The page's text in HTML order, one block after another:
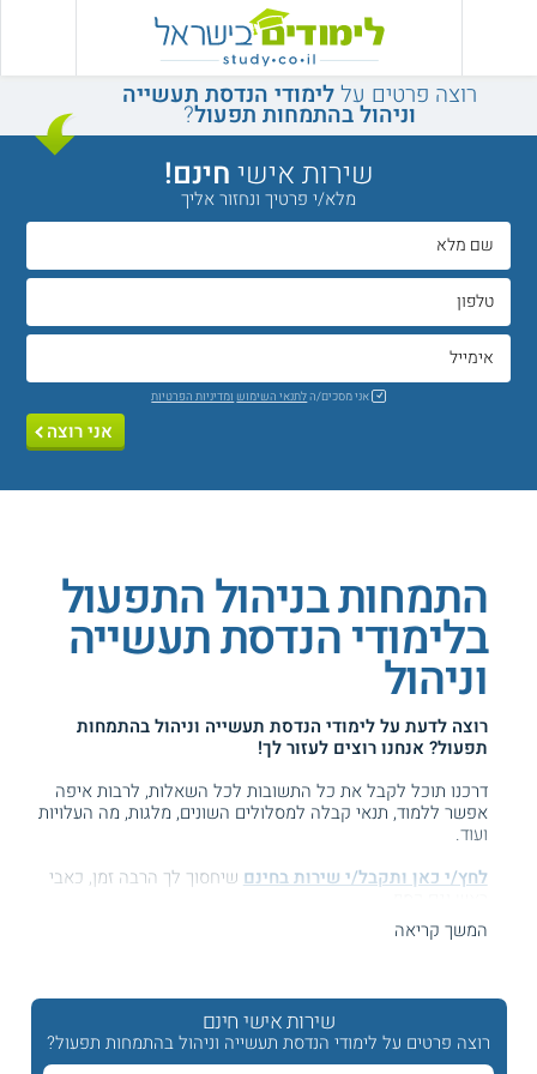
רוצה פרטים עללימודי הנדסת תעשייה
וניהול בהתמחות תפעול?
שירות אישיחינם!
מלא/י פרטיך ונחזור אליך
אני מסכים/הלתנאי השימוש ומדיניות הפרטיות
אני רוצה
התמחות בניהול התפעול
בלימודי הנדסת תעשייה
וניהול
רוצה לדעת עללימודי הנדסת תעשייה וניהול בהתמחות
תפעול? אנחנו רוצים לעזור לך!
דרכנו תוכל לקבל את כל התשובות לכל השאלות, לרבות איפה
אפשר ללמוד, תנאי קבלה למסלולים השונים, מלגות, מה העלויות
ועוד.
לחץ/י כאן ותקבל/י שירות בחינם שיחסוך לך הרבה זמן, כאבי
המידע באתר הועיל ל87% מהגולשים.המשך קריאה
שירות אישי חינם
רוצה פרטים על לימודי הנדסת תעשייה וניהול בהתמחות תפעול?